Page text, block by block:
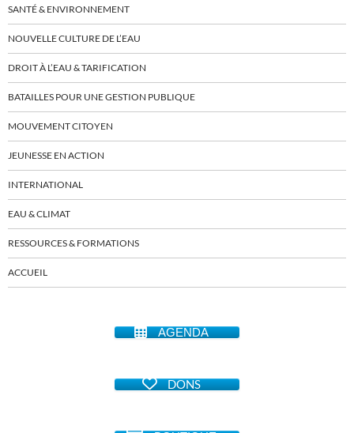
SANTÉ & ENVIRONNEMENT
NOUVELLE CULTURE DE L’EAU
DROIT À L’EAU & TARIFICATION
BATAILLES POUR UNE GESTION PUBLIQUE
MOUVEMENT CITOYEN
JEUNESSE EN ACTION
INTERNATIONAL
EAU & CLIMAT
RESSOURCES & FORMATIONS
ACCUEIL
AGENDA
DONS